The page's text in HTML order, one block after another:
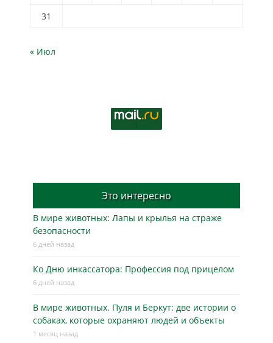
31
« Июл
Это интересно
В мире животных: Лапы и крылья на страже
безопасности
6 дней назад
Ко Дню инкассатора: Профессия под прицелом
6 дней назад
В мире животных. Пуля и Беркут: две истории о
собаках, которые охраняют людей и объекты
1 месяц назад